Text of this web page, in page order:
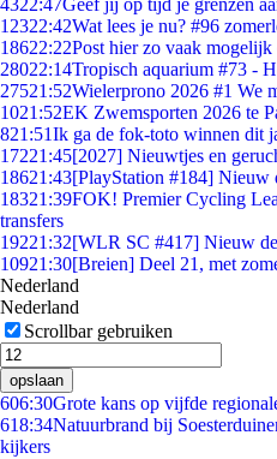
4322:47Geef jij op tijd je grenzen
12322:42Wat lees je nu? #96
18622:22Post hier zo vaak
28022:14Tropisch aquarium #73 -
27521:52Wielerprono 2026 #1 We
1021:52EK Zwemsporten 2026 te
821:51Ik ga de fok-toto winnen dit
17221:45[2027] Nieuwtjes en
18621:43[PlayStation #184] Nieuw
18321:39FOK! Premier Cycling
transfers
19221:32[WLR SC #417] Nieuw
10921:30[Breien] Deel 21, met
Nederland
Nederland
Scrollbar gebruiken
opslaan
606:30Grote kans op vijfde
618:34Natuurbrand bij
kijkers